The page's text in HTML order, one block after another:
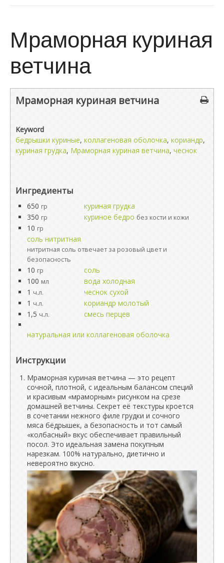
Мраморная куриная
ветчина
Мраморная куриная ветчина
Keyword
бедрышки куриные, коллагеновая оболочка, кориандр,
куриная грудка, Мраморная куриная ветчина, чеснок
Ингредиенты
650 гр
куриная грудка
350 гр куриное бедро без кости и кожи
10 гр
соль нитритная
нитритная соль отвечает за розовый цвет и
безопасность
10 гр
соль
100 мл
вода холодная
1 ч.л.
чеснок сухой
1 ч.л.
кориандр молотый
1,5 ч.л. смесь перцев
натуральная или коллагеновая оболочка
Инструкции
Мраморная куриная ветчина — это рецепт
сочной, плотной, с идеальным балансом специй
и красивым «мраморным» рисунком на срезе
домашней ветчины. Секрет её текстуры кроется
в сочетании нежного филе грудки и сочного
мяса бёдрышек, а безопасность и тот самый
«колбасный» вкус обеспечивает правильный
посол. Это идеальная замена покупным
нарезкам. 100% натурально, диетично и
невероятно вкусно.